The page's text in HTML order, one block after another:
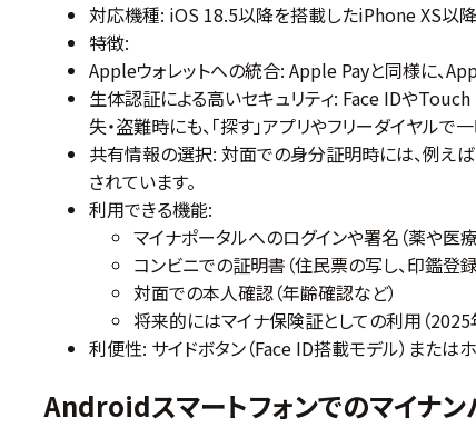
対応機種: iOS 18.5以降を搭載したiPhone XS以降
特徴:
Appleウォレットへの統合: Apple Payと同様に、
生体認証による高いセキュリティ: Face IDや
失・盗難時にも、「探す」アプリやフリーダイヤルで
共有情報の選択: 対面での身分証明時には、例え
されています。
利用できる機能:
マイナポータルへのログインや署名（薬や医
コンビニでの証明書（住民票の写し、印鑑登
対面での本人確認（年齢確認など）
将来的にはマイナ保険証としての利用（
利便性: サイドボタン（Face ID搭載モデル）または
Androidスマートフォンでのマイナ